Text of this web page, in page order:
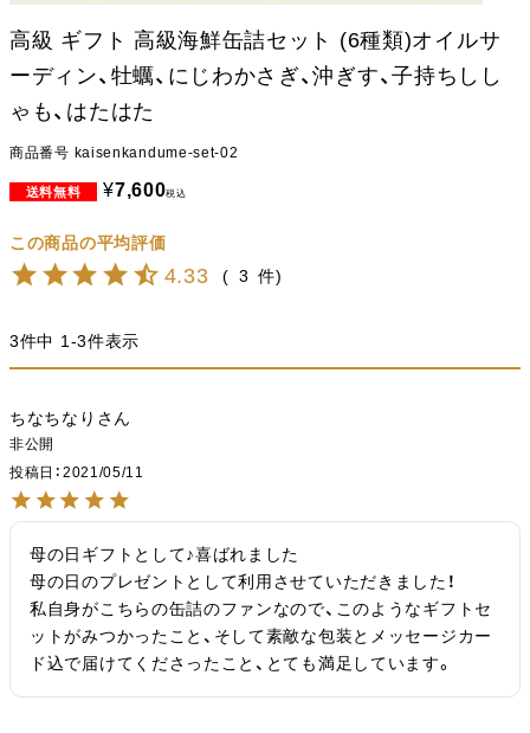
高級 ギフト 高級海鮮缶詰セット (6種類)オイルサ
ーディン、牡蠣、にじわかさぎ、沖ぎす、子持ちしし
ゃも、はたはた
商品番号 kaisenkandume-set-02
¥7,600税込
4.33 3
3件中 1-3件表示
ちなちなり
非公開
投稿日
2021/05/11
母の日ギフトとして♪喜ばれました
母の日のプレゼントとして利用させていただきました！
私自身がこちらの缶詰のファンなので、このようなギフトセ
ットがみつかったこと、そして素敵な包装とメッセージカー
ド込で届けてくださったこと、とても満足しています。